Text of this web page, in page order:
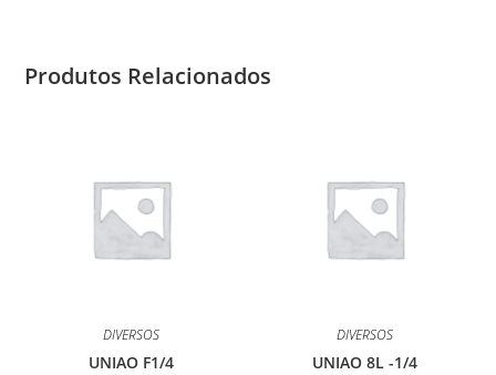
Produtos Relacionados
DIVERSOS
UNIAO F1/4
DIVERSOS
UNIAO 8L -1/4